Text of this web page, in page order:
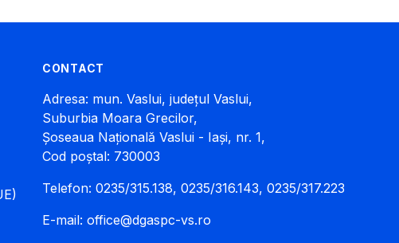
CONTACT
Adresa: mun. Vaslui, județul Vaslui,
Suburbia Moara Grecilor,
Șoseaua Națională Vaslui - Iași, nr. 1,
Cod poștal: 730003
Telefon: 0235/315.138, 0235/316.143, 0235/317.223
E-mail: office@dgaspc-vs.ro